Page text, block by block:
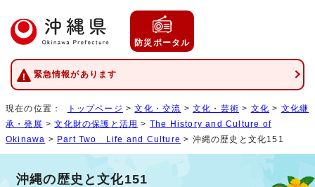
防災ポータル
緊急情報があります
現在の位置： トップページ >文化・交流 >文化・芸術 > 文化 > 文化継
承・発展 >文化財の保護と活用 > The History and Culture of
Okinawa > Part Two Life and Culture > 沖縄の歴史と文化151
沖縄の歴史と文化151